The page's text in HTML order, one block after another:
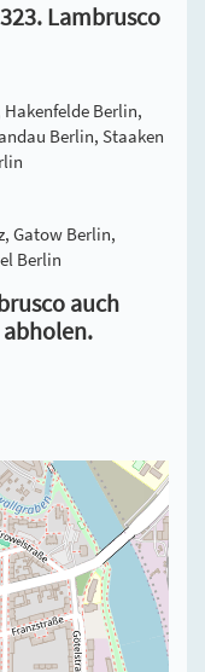
Lambrusco
Berlin,
Berlin, Staaken
Gatow Berlin,
Berlin
auch